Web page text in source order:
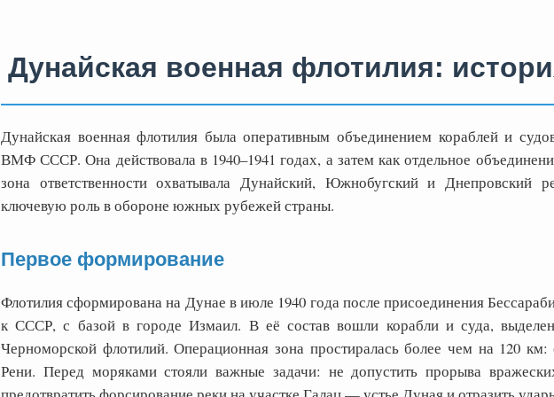
Дунайская военная флотилия:
Дунайская военная флотилия была оперативным объединением кораблей и
ВМФ СССР. Она действовала в 1940–1941 годах, а затем как отдельное
зона ответственности охватывала Дунайский, Южнобугский и Днепровский
ключевую роль в обороне южных рубежей страны.
Первое формирование
Флотилия сформирована на Дунае в июле 1940 года после присоединения
к СССР, с базой в городе Измаил. В её состав вошли корабли и суда,
Черноморской флотилий. Операционная зона простиралась более чем на 120 км:
Рени. Перед моряками стояли важные задачи: не допустить прорыва